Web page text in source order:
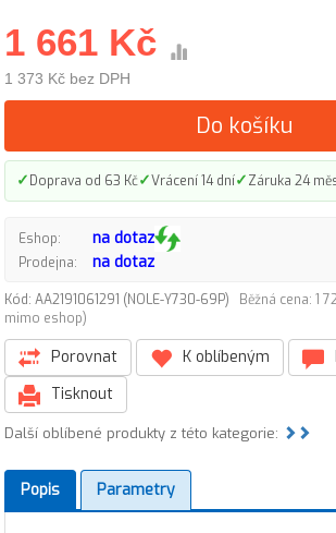
1 661 Kč
1 373 Kč bez DPH
Do košíku
✓Doprava od 63 Kč✓Vrácení 14 dní✓Záruka 24
Eshop: na dotaz
Prodejna: na dotaz
Kód: AA2191061291 (NOLE-Y730-69P)
Běžná cena: 1
mimo eshop)
Porovnat K oblíbeným
Tisknout
Další oblíbené produkty z této kategorie:
Popis Parametry